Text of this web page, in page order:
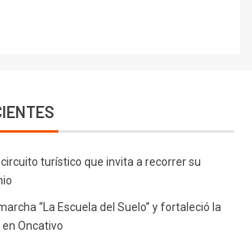
turístico que invita a recorrer su
“La Escuela del Suelo” y fortaleció la
Oncativo